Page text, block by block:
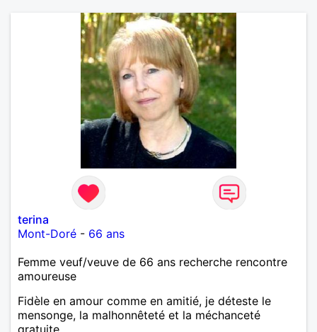
terina
Mont-Doré - 66 ans
Femme veuf/veuve de 66 ans recherche rencontre
amoureuse
Fidèle en amour comme en amitié, je déteste le
mensonge, la malhonnêteté et la méchanceté
gratuite.